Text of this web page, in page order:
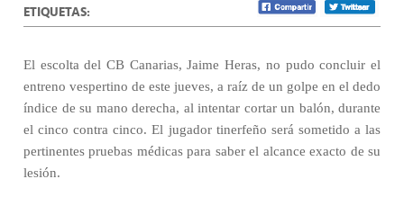
ETIQUETAS:
El escolta del CB Canarias, Jaime Heras, no pudo concluir el
entreno vespertino de este jueves, a raíz de un golpe en el dedo
índice de su mano derecha, al intentar cortar un balón, durante
el cinco contra cinco. El jugador tinerfeño será sometido a las
pertinentes pruebas médicas para saber el alcance exacto de su
lesión.